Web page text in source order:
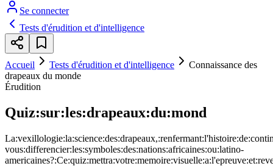
Se connecter
Tests d'érudition et d'intelligence
Accueil Tests d'érudition et d'intelligence
Connaissance des
drapeaux du monde
Érudition
Quiz:sur:les:drapeaux:du:mond
vous:differencier:les:symboles:des:nations:africaines:ou:latino-